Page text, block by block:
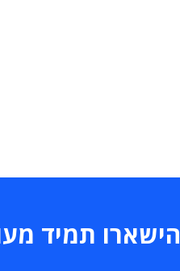
הישארו תמיד